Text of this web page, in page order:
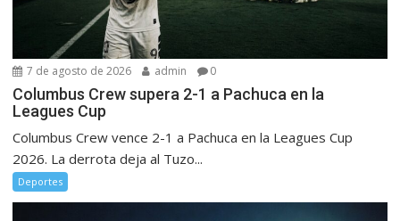
7 de agosto de 2026 admin 0
Columbus Crew supera 2-1 a Pachuca en la
Leagues Cup
Columbus Crew vence 2-1 a Pachuca en la Leagues Cup
2026. La derrota deja al Tuzo...
Deportes